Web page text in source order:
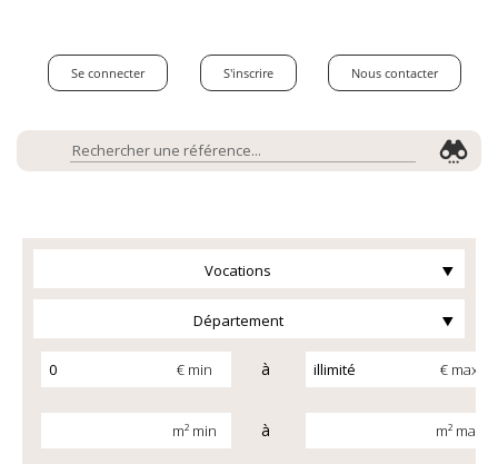
Se connecter S'inscrire Nous contacter
Vocations
Département
€ min à € max
m² min à m² max